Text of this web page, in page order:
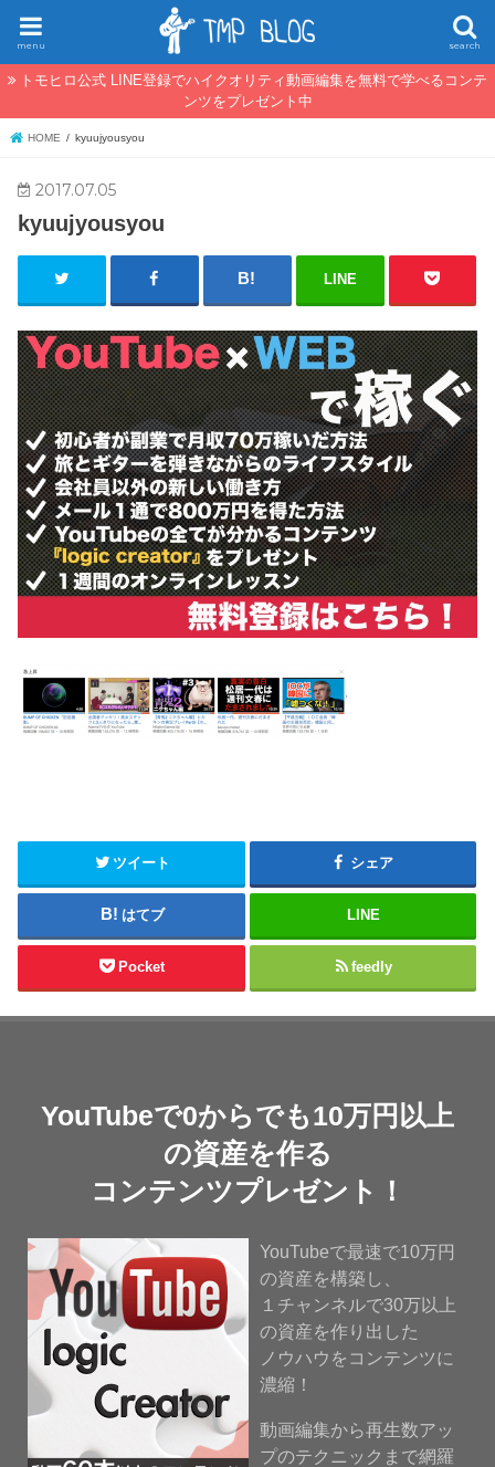
search
menu
トモヒロ公式 LINE登録でハイクオリティ動画編集を無料で学べるコンテ
ンツをプレゼント中
HOME kyuujyousyou
2017.07.05
kyuujyousyou
LINE
ツイート シェア
はてブ LINE
Pocket feedly
YouTubeで0からでも10万円以上
の資産を作る
コンテンツプレゼント！
YouTubeで最速で10万円
の資産を構築し、
１チャンネルで30万以上
の資産を作り出した
ノウハウをコンテンツに
濃縮！
動画編集から再生数アッ
プのテクニックまで網羅